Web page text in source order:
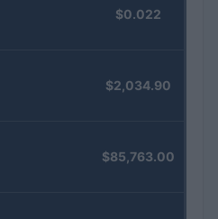
$0.022
$2,034.90
$85,763.00